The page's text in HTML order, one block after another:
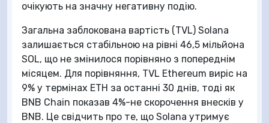
очікують на значну негативну подію.
Загальна заблокована вартість (TVL) Solana
залишається стабільною на рівні 46,5 мільйона
SOL, що не змінилося порівняно з попереднім
місяцем. Для порівняння, TVL Ethereum виріс на
9% у термінах ETH за останні 30 днів, тоді як
BNB Chain показав 4%-не скорочення внесків у
BNB. Це свідчить про те, що Solana утримує